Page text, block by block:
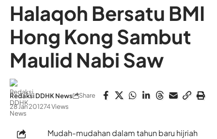
Halaqoh Bersatu BMI
Hong Kong Sambut
Maulid Nabi Saw
Redaksi DDHK News
28 Jan 201274 Views
Share
Mudah-mudahan dalam tahun baru hijriah